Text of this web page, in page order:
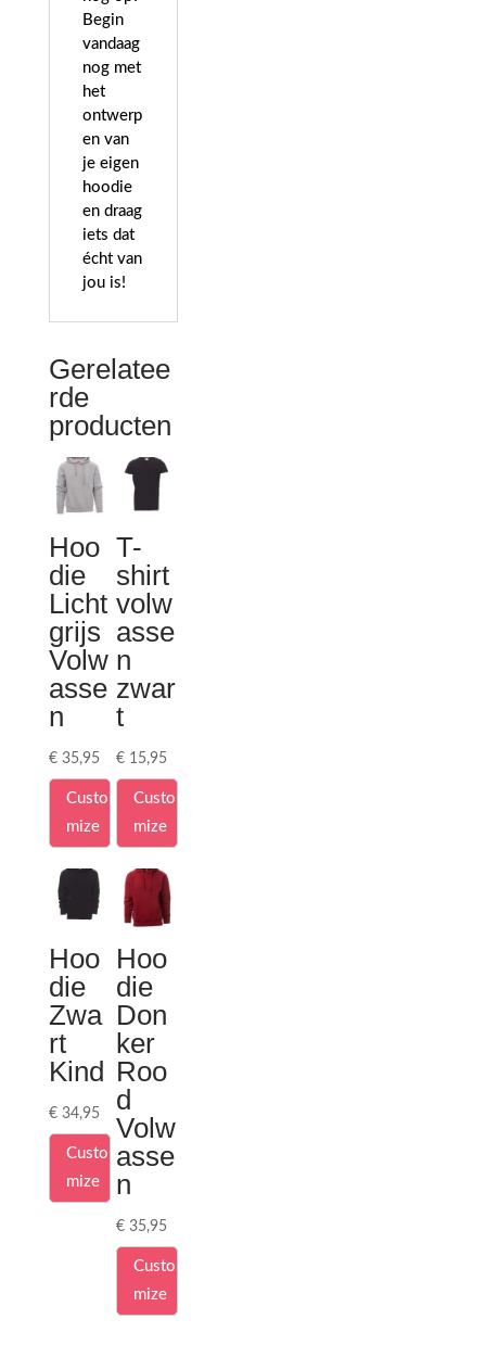
Begin
vandaag
nog met
het
ontwerp
en van
je eigen
hoodie
en draag
iets dat
écht van
jou is!
Gerelatee
rde
producten
Hoo
die
Licht
grijs
Volw
asse
n
€35,95
Custo
mize
T-
shirt
volw
asse
n
zwar
t
€15,95
Custo
mize
Hoo
die
Zwa
rt
Kind
€34,95
Custo
mize
Hoo
die
Don
ker
Roo
d
Volw
asse
n
€35,95
Custo
mize